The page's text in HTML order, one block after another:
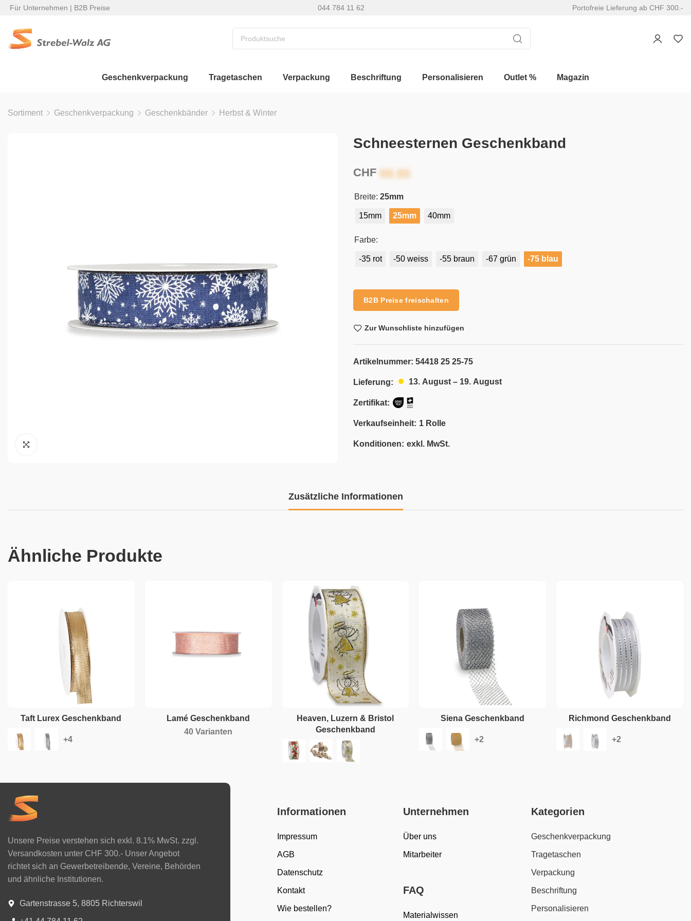
Für Unternehmen | B2B Preise 044 784 11 62 Portofreie Lieferung ab CHF 300.-
Geschenkverpackung Tragetaschen Verpackung Beschriftung Personalisieren Outlet % Magazin
Sortiment Geschenkverpackung Geschenkbänder Herbst & Winter
Schneesternen Geschenkband
CHF
Breite: 25mm
15mm 25mm 40mm
Farbe:
-35 rot -50 weiss -55 braun -67 grün -75 blau
B2B Preise freischalten
Zur Wunschliste hinzufügen
Artikelnummer: 54418 25 25-75
Lieferung: 13. August – 19. August
Zertifikat:
Verkaufseinheit: 1 Rolle
Konditionen: exkl. MwSt.
Zusätzliche Informationen
Ähnliche Produkte
Taft Lurex Geschenkband
Lamé Geschenkband
40 Varianten
Heaven, Luzern & Bristol
Geschenkband
Siena Geschenkband Richmond Geschenkband
Unsere Preise verstehen sich exkl. 8.1% MwSt. zzgl.
Versandkosten unter CHF 300.- Unser Angebot
richtet sich an Gewerbetreibende, Vereine, Behörden
und ähnliche Institutionen.
Gartenstrasse 5, 8805 Richterswil
Informationen
Impressum
AGB
Datenschutz
Kontakt
Wie bestellen?
Unternehmen
Über uns
Mitarbeiter
FAQ
Materialwissen
Kategorien
Geschenkverpackung
Tragetaschen
Verpackung
Beschriftung
Personalisieren